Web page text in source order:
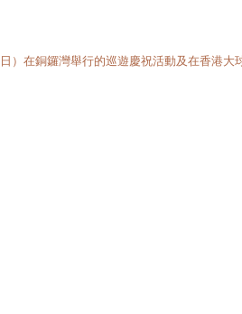
）在銅鑼灣舉行的巡遊慶祝活動及在香港